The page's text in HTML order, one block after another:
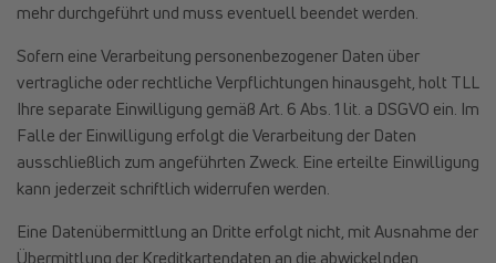
mehr durchgeführt und muss eventuell beendet werden.
Sofern eine Verarbeitung personenbezogener Daten über
vertragliche oder rechtliche Verpflichtungen hinausgeht, holt TLL
Ihre separate Einwilligung gemäß Art. 6 Abs. 1 lit. a DSGVO ein. Im
Falle der Einwilligung erfolgt die Verarbeitung der Daten
ausschließlich zum angeführten Zweck. Eine erteilte Einwilligung
kann jederzeit schriftlich widerrufen werden.
Eine Datenübermittlung an Dritte erfolgt nicht, mit Ausnahme der
Übermittlung der Kreditkartendaten an die abwickelnden